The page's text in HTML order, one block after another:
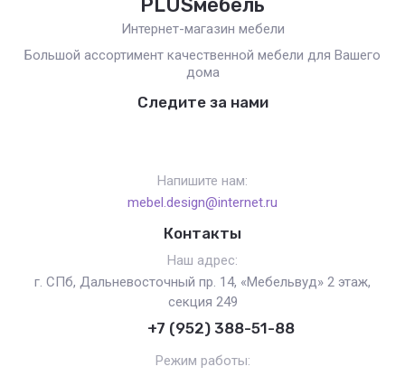
PLUSмебель
Интернет-магазин мебели
Большой ассортимент качественной мебели для Вашего
дома
Следите за нами
Напишите нам:
mebel.design@internet.ru
Контакты
Наш адрес:
г. СПб, Дальневосточный пр. 14, «Мебельвуд» 2 этаж,
секция 249
+7 (952) 388-51-88
Режим работы: